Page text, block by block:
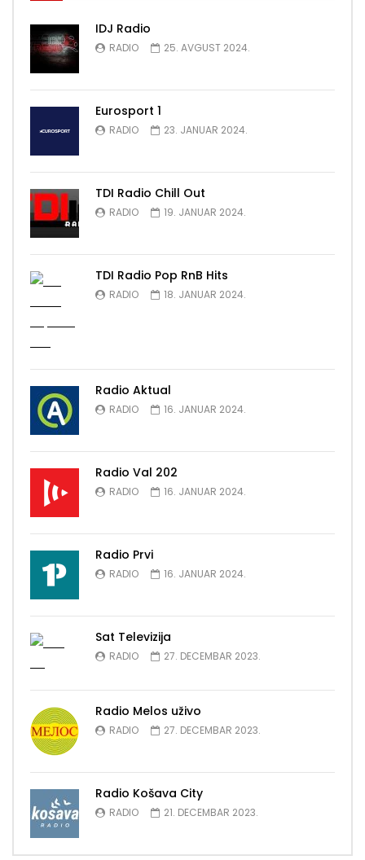
IDJ Radio
RADIO 25. AVGUST 2024.
Eurosport 1
RADIO 23. JANUAR 2024.
TDI Radio Chill Out
RADIO 19. JANUAR 2024.
TDI Radio Pop RnB Hits
RADIO 18. JANUAR 2024.
Radio Aktual
RADIO 16. JANUAR 2024.
Radio Val 202
RADIO 16. JANUAR 2024.
Radio Prvi
RADIO 16. JANUAR 2024.
Sat Televizija
RADIO 27. DECEMBAR 2023.
Radio Melos uživo
RADIO 27. DECEMBAR 2023.
Radio Košava City
RADIO 21. DECEMBAR 2023.